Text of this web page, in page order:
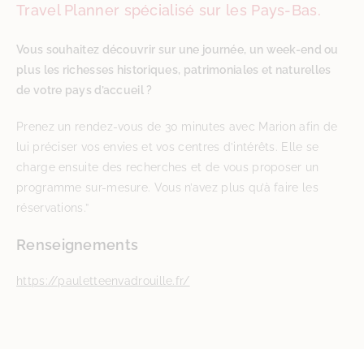
Travel Planner spécialisé sur les Pays-Bas.
Vous souhaitez découvrir sur une journée, un week-end ou
plus les richesses historiques, patrimoniales et naturelles
de votre pays d’accueil ?
Prenez un rendez-vous de 30 minutes avec Marion afin de
lui préciser vos envies et vos centres d’intérêts. Elle se
charge ensuite des recherches et de vous proposer un
programme sur-mesure. Vous n’avez plus qu’à faire les
réservations.”
Renseignements
https://pauletteenvadrouille.fr/